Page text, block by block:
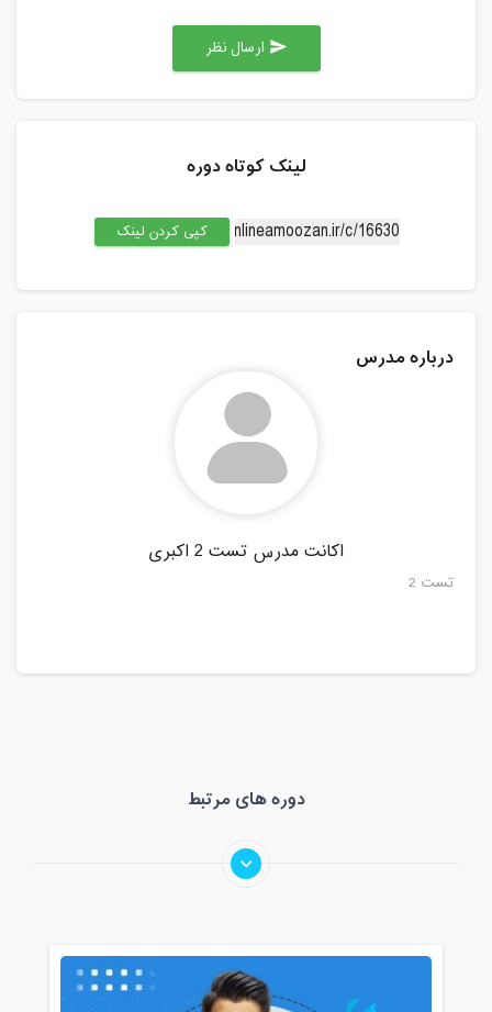
send
لینک کوتاه دوره
کپی کردن لینک
درباره مدرس
اکانت مدرس تست 2 اکبری
تست 2
دوره های مرتبط